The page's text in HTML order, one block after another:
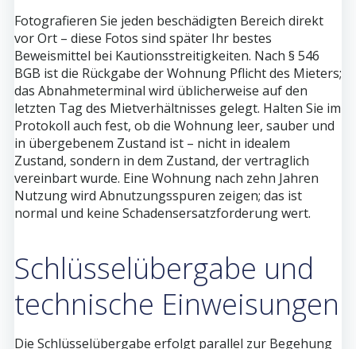
Fotografieren Sie jeden beschädigten Bereich direkt
vor Ort – diese Fotos sind später Ihr bestes
Beweismittel bei Kautionsstreitigkeiten. Nach § 546
BGB ist die Rückgabe der Wohnung Pflicht des Mieters;
das Abnahmeterminal wird üblicherweise auf den
letzten Tag des Mietverhältnisses gelegt. Halten Sie im
Protokoll auch fest, ob die Wohnung leer, sauber und
in übergebenem Zustand ist – nicht in idealem
Zustand, sondern in dem Zustand, der vertraglich
vereinbart wurde. Eine Wohnung nach zehn Jahren
Nutzung wird Abnutzungsspuren zeigen; das ist
normal und keine Schadensersatzforderung wert.
Schlüsselübergabe und
technische Einweisungen
Die Schlüsselübergabe erfolgt parallel zur Begehung